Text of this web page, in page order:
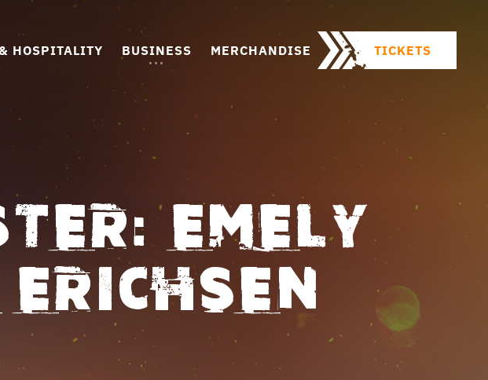
HOSPITALITY BUSINESS MERCHANDISE TICKETS
EMELY